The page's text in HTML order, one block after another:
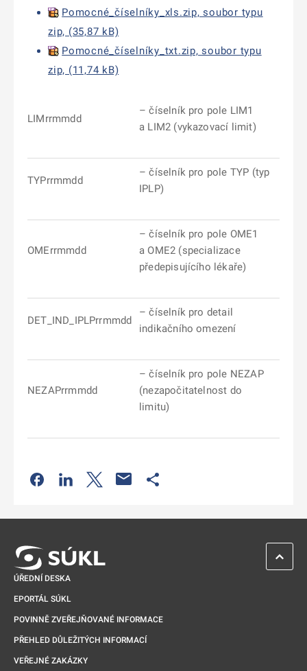
Pomocné_číselníky_xls.zip, soubor typu
zip, (35,87 kB)
Pomocné_číselníky_txt.zip, soubor typu
zip, (11,74 kB)
LIMrrmmdd
– číselník pro pole LIM1
a LIM2 (vykazovací limit)
TYPrrmmdd
– číselník pro pole TYP (typ
IPLP)
OMErrmmdd
– číselník pro pole OME1
a OME2 (specializace
předepisujícího lékaře)
DET_IND_IPLPrrmmdd
– číselník pro detail
indikačního omezení
NEZAPrrmmdd
– číselník pro pole NEZAP
(nezapočitatelnost do
limitu)
Odkaz se otevře na nové kartě
Odkaz se otevře na nové kartě
Odkaz se otevře na nové kartě
ÚŘEDNÍ DESKA
EPORTÁL SÚKL
POVINNĚ ZVEŘEJŇOVANÉ INFORMACE
PŘEHLED DŮLEŽITÝCH INFORMACÍ
VEŘEJNÉ ZAKÁZKY
ZPĚT